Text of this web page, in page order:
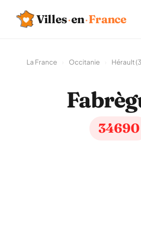
Villes·en·France
La France Occitanie Hérault
34690